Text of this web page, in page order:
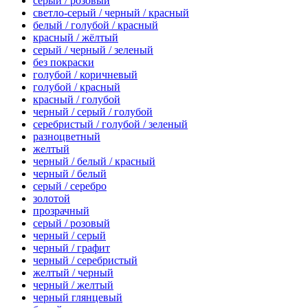
светло-серый / черный / красный
белый / голубой / красный
красный / жёлтый
серый / черный / зеленый
без покраски
голубой / коричневый
голубой / красный
красный / голубой
черный / серый / голубой
серебристый / голубой / зеленый
разноцветный
желтый
черный / белый / красный
черный / белый
серый / серебро
золотой
прозрачный
серый / розовый
черный / серый
черный / графит
черный / серебристый
желтый / черный
черный / желтый
черный глянцевый